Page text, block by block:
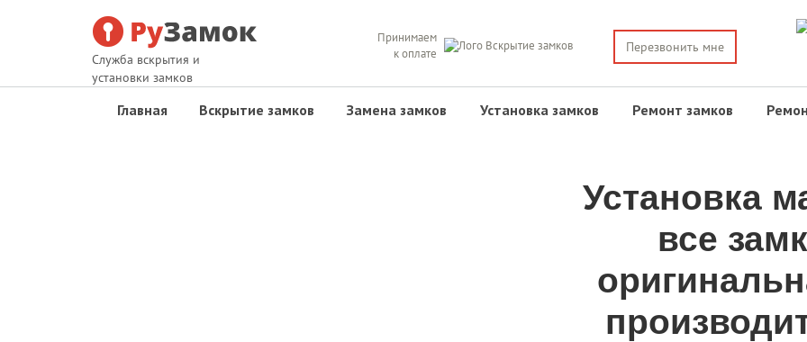
Служба вскрытия и
установки замков
Принимаем
к оплате
Перезвонить мне
Главная Вскрытие замков Замена замков Установка замков Ремонт замков
Установка
все